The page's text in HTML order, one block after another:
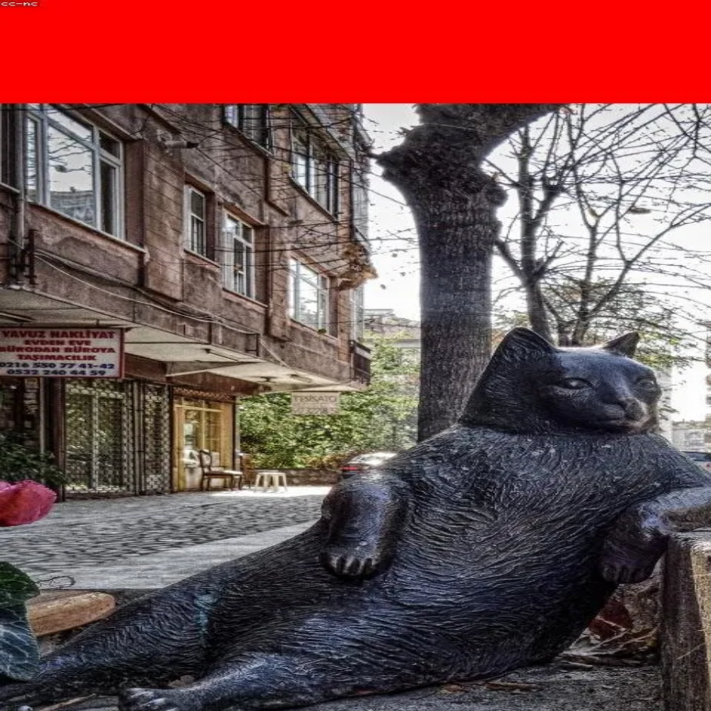
峰糖社交
Discovery
Square Messages Profile
English
首页>广场>朝阳演员
朝阳 演员
寻找朝阳演员？Bee Sugar 是朝阳地区最专业的演员交友社区，汇聚海量朝阳高端人士，为您提供私密、安全、真实的交友体
朝阳精选会员
Amelia